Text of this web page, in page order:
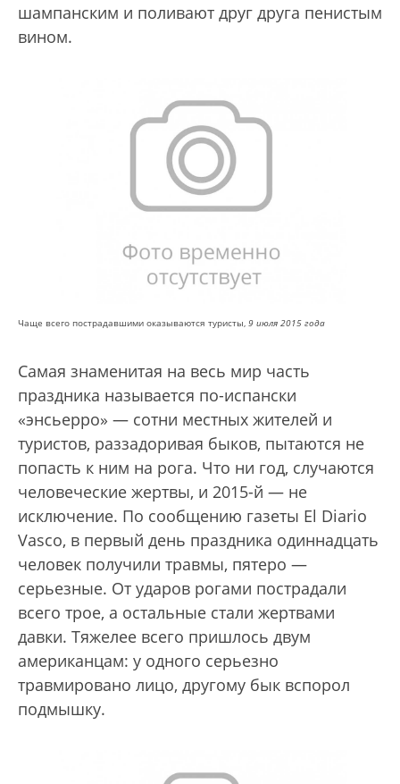
шампанским и поливают друг друга пенистым
вином.
Чаще всего пострадавшими оказываются туристы, 9 июля 2015 года
Самая знаменитая на весь мир часть
праздника называется по-испански
«энсьерро» — сотни местных жителей и
туристов, раззадоривая быков, пытаются не
попасть к ним на рога. Что ни год, случаются
человеческие жертвы, и 2015-й — не
исключение. По сообщению газеты El Diario
Vasco, в первый день праздника одиннадцать
человек получили травмы, пятеро —
серьезные. От ударов рогами пострадали
всего трое, а остальные стали жертвами
давки. Тяжелее всего пришлось двум
американцам: у одного серьезно
травмировано лицо, другому бык вспорол
подмышку.